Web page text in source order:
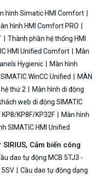
hình Simatic HMI Comfort
hình HMI Comfort PRO
Thành phần hệ thống HMI
HMI Unified Comfort
Màn
Hygienic
Màn hình
SIMATIC WinCC Unified
MÀN
thứ 2
Màn hình di động
web di động SIMATIC
KP8/KP8F/KP32F
Màn hình
SIMATIC HMI Unified
Cảm biến công
dao tự động MCB 5TJ3 -
5SV
Cầu dao tự động dạng